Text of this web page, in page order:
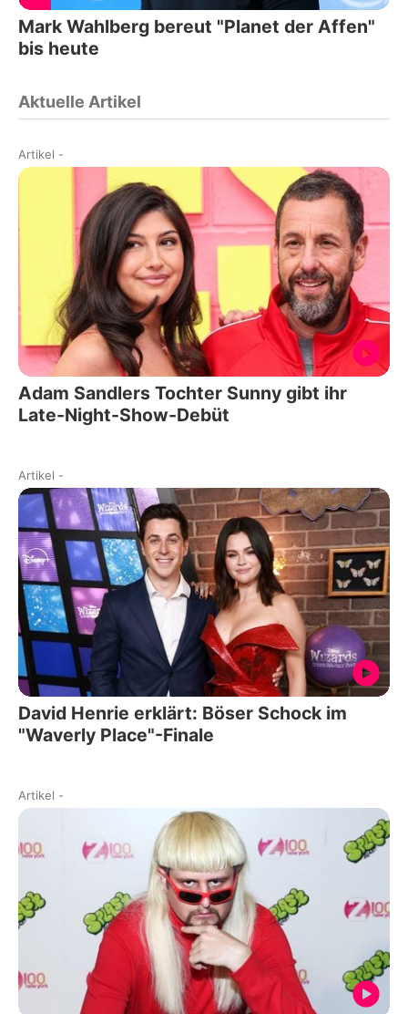
Mark Wahlberg bereut "Planet der Affen"
bis heute
Aktuelle Artikel
Artikel -
Adam Sandlers Tochter Sunny gibt ihr
Late-Night-Show-Debüt
Artikel -
David Henrie erklärt: Böser Schock im
"Waverly Place"-Finale
Artikel -